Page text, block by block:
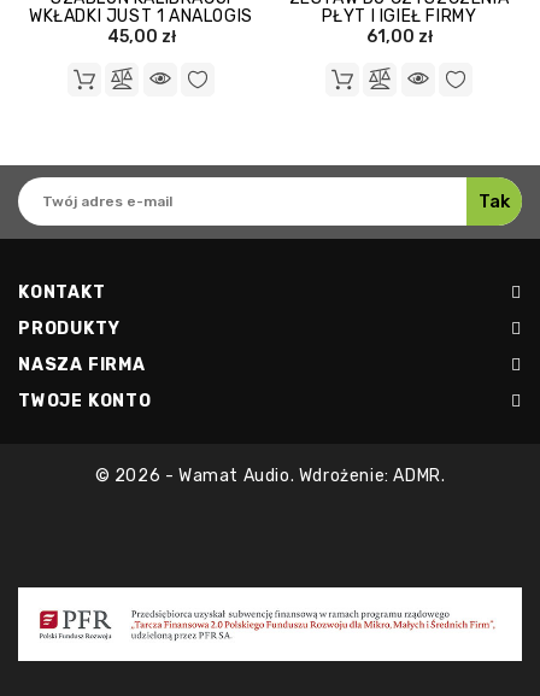
WKŁADKI JUST 1 ANALOGIS
45,00 zł
PŁYT I IGIEŁ FIRMY
ANALOGIS
61,00 zł
KONTAKT
PRODUKTY
NASZA FIRMA
TWOJE KONTO
© 2026 - Wamat Audio. Wdrożenie: ADMR.